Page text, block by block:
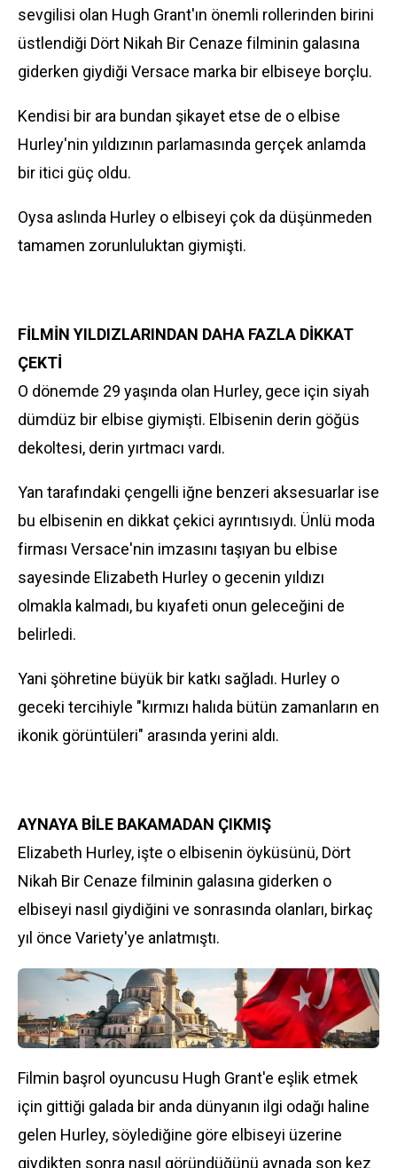
sevgilisi olan Hugh Grant'ın önemli rollerinden birini
üstlendiği Dört Nikah Bir Cenaze filminin galasına
giderken giydiği Versace marka bir elbiseye borçlu.
Kendisi bir ara bundan şikayet etse de o elbise
Hurley'nin yıldızının parlamasında gerçek anlamda
bir itici güç oldu.
Oysa aslında Hurley o elbiseyi çok da düşünmeden
tamamen zorunluluktan giymişti.
FİLMİN YILDIZLARINDAN DAHA FAZLA DİKKAT
ÇEKTİ
O dönemde 29 yaşında olan Hurley, gece için siyah
dümdüz bir elbise giymişti. Elbisenin derin göğüs
dekoltesi, derin yırtmacı vardı.
Yan tarafındaki çengelli iğne benzeri aksesuarlar ise
bu elbisenin en dikkat çekici ayrıntısıydı. Ünlü moda
firması Versace'nin imzasını taşıyan bu elbise
sayesinde Elizabeth Hurley o gecenin yıldızı
olmakla kalmadı, bu kıyafeti onun geleceğini de
belirledi.
Yani şöhretine büyük bir katkı sağladı. Hurley o
geceki tercihiyle "kırmızı halıda bütün zamanların en
ikonik görüntüleri" arasında yerini aldı.
AYNAYA BİLE BAKAMADAN ÇIKMIŞ
Elizabeth Hurley, işte o elbisenin öyküsünü, Dört
Nikah Bir Cenaze filminin galasına giderken o
elbiseyi nasıl giydiğini ve sonrasında olanları, birkaç
yıl önce Variety'ye anlatmıştı.
Filmin başrol oyuncusu Hugh Grant'e eşlik etmek
için gittiği galada bir anda dünyanın ilgi odağı haline
gelen Hurley, söylediğine göre elbiseyi üzerine
giydikten sonra nasıl göründüğünü aynada son kez